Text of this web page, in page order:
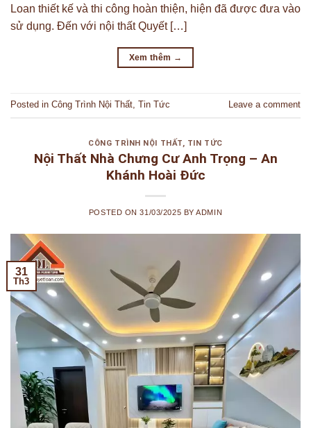
Loan thiết kế và thi công hoàn thiện, hiện đã được đưa vào
sử dụng. Đến với nội thất Quyết […]
Xem thêm →
Posted in Công Trình Nội Thất Tin Tức Leave a comment
CÔNG TRÌNH NỘI THẤT, TIN TỨC
Nội Thất Nhà Chưng Cư Anh Trọng – An
Khánh Hoài Đức
POSTED ON31/03/2025 BYADMIN
31
Th3